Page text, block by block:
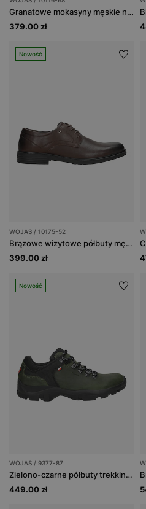
Granatowe mokasyny męskie na czarnej podeszwie
379.00 zł
Nowość
WOJAS / 10175-52
Brązowe wizytowe półbuty męskie ze skóry licowej
399.00 zł
Nowość
WOJAS / 9377-87
Zielono-czarne półbuty trekkingowe dla mężczyzn
449.00 zł